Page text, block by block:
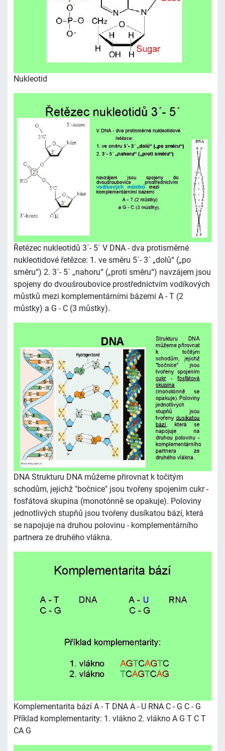
Nukleotid
Řetězec nukleotidů 3´- 5´ V DNA - dva protisměrné
nukleotidové řetězce: 1. ve směru 5´- 3´ „dolů“ („po
směru“) 2. 3´- 5´ „nahoru“ („proti směru“) navzájem jsou
spojeny do dvoušroubovice prostřednictvím vodíkových
můstků mezi komplementárními bázemi A - T (2
můstky) a G - C (3 můstky).
DNA Strukturu DNA můžeme přirovnat k točitým
schodům, jejichž "bočnice" jsou tvořeny spojením cukr -
fosfátová skupina (monotónně se opakuje). Poloviny
jednotlivých stupňů jsou tvořeny dusíkatou bází, která
se napojuje na druhou polovinu - komplementárního
partnera ze druhého vlákna.
Komplementarita bází A - T DNA A - U RNA C - G C - G
Příklad komplementarity: 1. vlákno 2. vlákno A G T C T
CA G